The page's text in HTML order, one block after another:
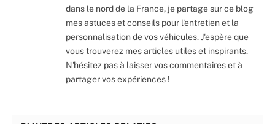
dans le nord de la France, je partage sur ce blog
mes astuces et conseils pour l'entretien et la
personnalisation de vos véhicules. J'espère que
vous trouverez mes articles utiles et inspirants.
N'hésitez pas à laisser vos commentaires et à
partager vos expériences !